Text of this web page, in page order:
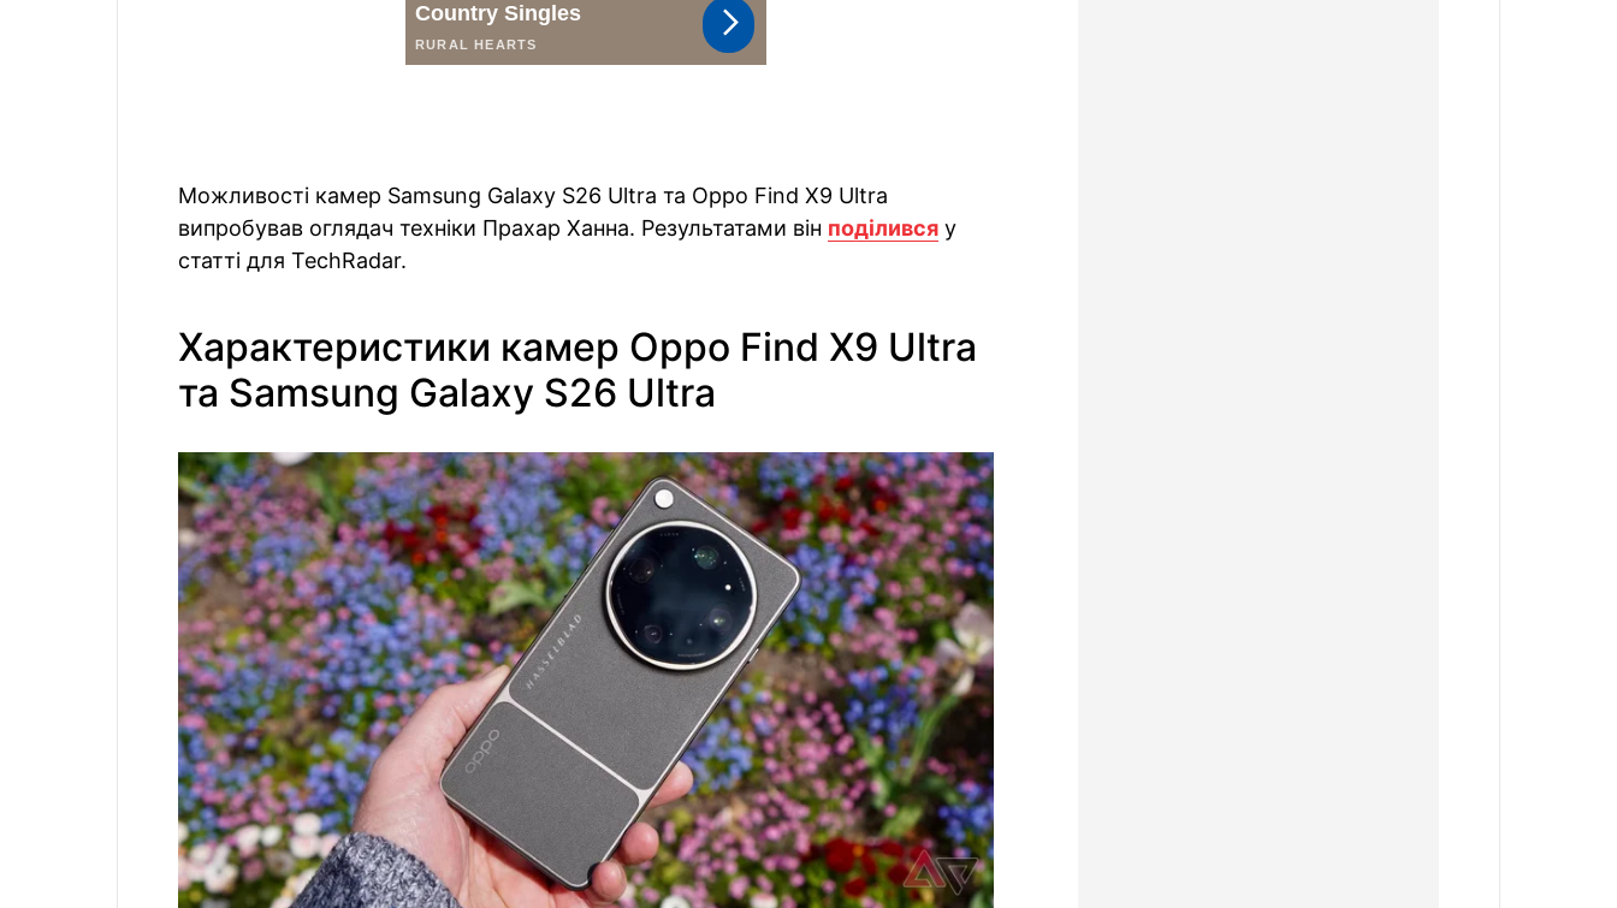
Можливості камер Samsung Galaxy S26 Ultra та Oppo Find X9 Ultra
випробував оглядач техніки Прахар Ханна. Результатами він поділився у
статті для TechRadar.
Характеристики камер Oppo Find X9 Ultra
та Samsung Galaxy S26 Ultra